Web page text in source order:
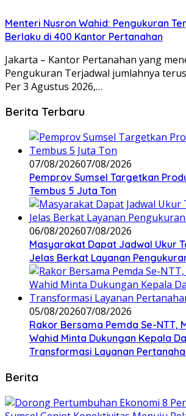
Menteri Nusron Wahid: Pengukuran
Berlaku di 400 Kantor Pertanahan
Jakarta – Kantor Pertanahan yang
Pengukuran Terjadwal jumlahnya
Per 3 Agustus 2026,…
Berita Terbaru
07/08/202607/08/2026
Pemprov Sumsel Targetkan
Tembus 5 Juta Ton
06/08/202607/08/2026
Masyarakat Dapat Jadwal Ukur
Jelas Berkat Layanan
05/08/202607/08/2026
Rakor Bersama Pemda Se-NTT,
Wahid Minta Dukungan Kepala
Transformasi Layanan
Berita